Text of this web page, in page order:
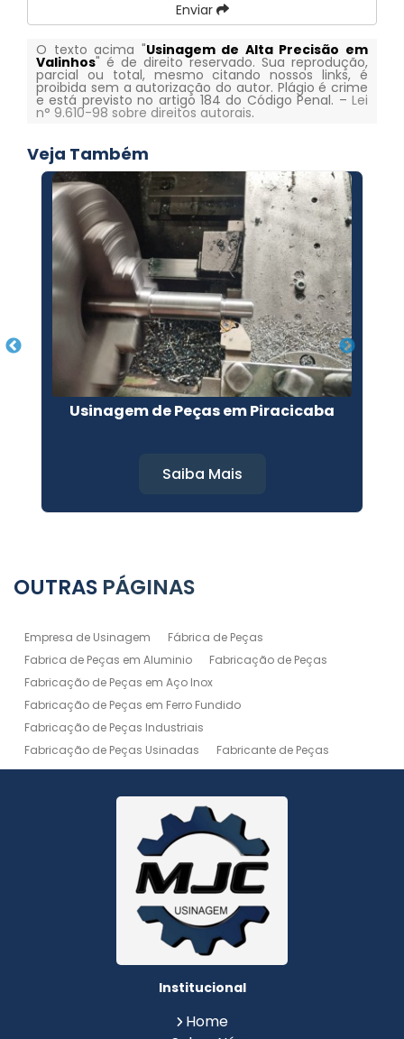
Enviar
O texto acima "Usinagem de Alta Precisão em
Valinhos" é de direito reservado. Sua reprodução,
parcial ou total, mesmo citando nossos links, é
proibida sem a autorização do autor. Plágio é crime
e está previsto no artigo 184 do Código Penal. – Lei
n° 9.610-98 sobre direitos autorais.
Veja Também
Usinagem de Peças em Piracicaba
Saiba Mais
OUTRAS PÁGINAS
Empresa de Usinagem
Fábrica de Peças
Fabrica de Peças em Aluminio
Fabricação de Peças
Fabricação de Peças em Aço Inox
Fabricação de Peças em Ferro Fundido
Fabricação de Peças Industriais
Fabricação de Peças Usinadas
Fabricante de Peças
Fabricante de Peças de Máquinas
Manutenção de Máquina
Peças Usinadas
Serviço de Soldagem
Serviço de Usinagem
Serviço de Usinagem Pesada
Serviços de Usinagem CNC
Serviços de Usinagem de Peças
Serviços de Usinagem Tornearia e Solda
Usinagem
Usinagem Aluminio
Usinagem de Alta Precisão
Usinagem de Alumínio
Usinagem de Peças em Aço Inox
Institucional
Home